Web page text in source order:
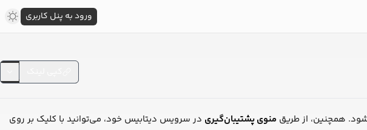
همچنین، از طریق منوی پشتیبان‌گیری در سرویس دیتابیس خود، می‌توانید با کلیک بر روی
ورود به پنل کاربری